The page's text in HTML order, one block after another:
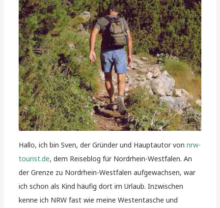
Hallo, ich bin Sven, der Gründer und Hauptautor vonnrw-
tourist.de, dem Reiseblog für Nordrhein-Westfalen. An
der Grenze zu Nordrhein-Westfalen aufgewachsen, war
ich schon als Kind häufig dort im Urlaub. Inzwischen
kenne ich NRW fast wie meine Westentasche und